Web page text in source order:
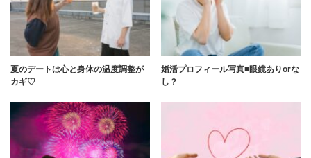
夏のデートは心と身体の温度調整が
カギ♡
婚活プロフィール写真■眼鏡ありorな
し？